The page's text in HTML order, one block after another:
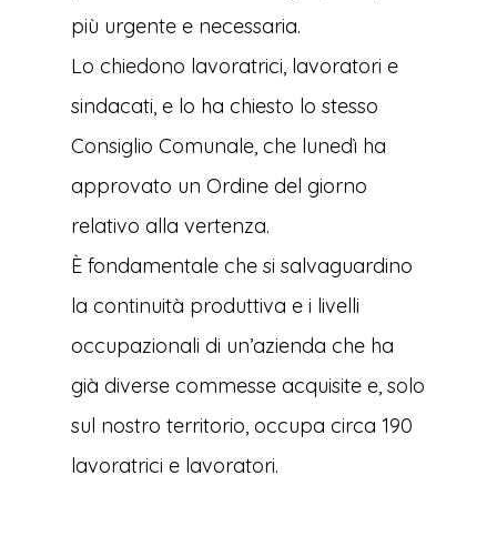
più urgente e necessaria.
Lo chiedono lavoratrici, lavoratori e
sindacati, e lo ha chiesto lo stesso
Consiglio Comunale, che lunedì ha
approvato un Ordine del giorno
relativo alla vertenza.
È fondamentale che si salvaguardino
la continuità produttiva e i livelli
occupazionali di un’azienda che ha
già diverse commesse acquisite e, solo
sul nostro territorio, occupa circa 190
lavoratrici e lavoratori.